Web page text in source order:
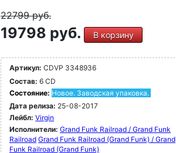
22799руб.
19798 руб. В корзину
Артикул: CDVP 3348936
Состав: 6 CD
Состояние: Новое. Заводская упаковка.
Дата релиза: 25-08-2017
Лейбл: Virgin
Исполнители: Grand Funk Railroad / Grand Funk
Railroad Grand Funk Railroad (Grand Funk) / Grand
Funk Railroad (Grand Funk)